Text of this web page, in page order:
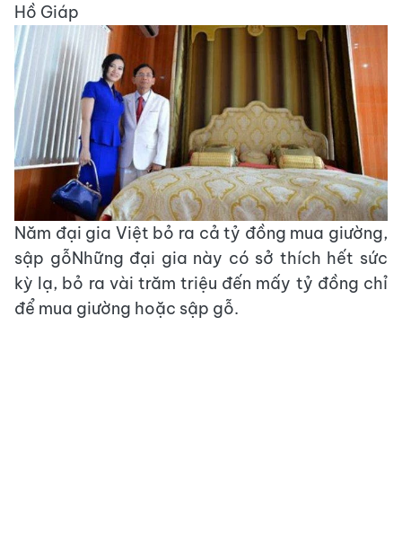
Hồ Giáp
Năm đại gia Việt bỏ ra cả tỷ đồng mua giường,
sập gỗNhững đại gia này có sở thích hết sức
kỳ lạ, bỏ ra vài trăm triệu đến mấy tỷ đồng chỉ
để mua giường hoặc sập gỗ.